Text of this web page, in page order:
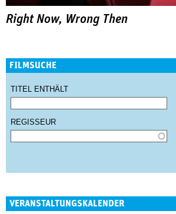
Right Now, Wrong Then
FILMSUCHE
TITEL ENTHÄLT
REGISSEUR
VERANSTALTUNGSKALENDER